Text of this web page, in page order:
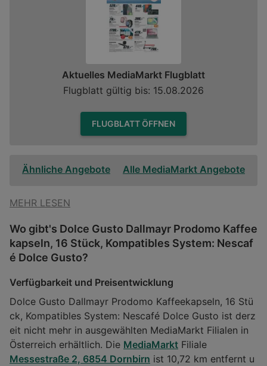
Aktuelles MediaMarkt Flugblatt
Flugblatt gültig bis: 15.08.2026
FLUGBLATT ÖFFNEN
Ähnliche Angebote Alle MediaMarkt Angebote
MEHR LESEN
Wo gibt's Dolce Gusto Dallmayr Prodomo Kaffee
kapseln, 16 Stück, Kompatibles System: Nescaf
é Dolce Gusto?
Verfügbarkeit und Preisentwicklung
Dolce Gusto Dallmayr Prodomo Kaffeekapseln, 16 Stü
ck, Kompatibles System: Nescafé Dolce Gusto ist derz
eit nicht mehr in ausgewählten MediaMarkt Filialen in
Österreich erhältlich. Die MediaMarkt Filiale
Messestraße 2, 6854 Dornbirn ist 10,72 km entfernt u